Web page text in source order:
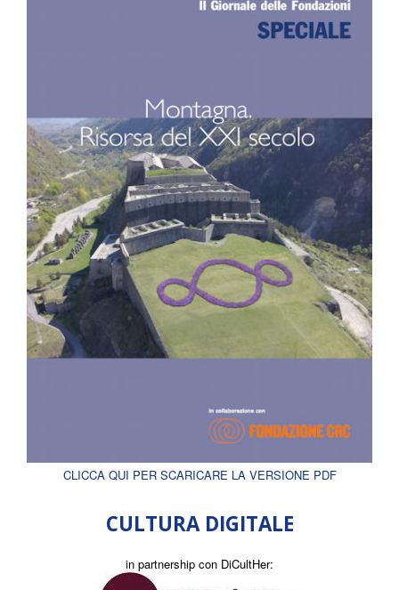
CLICCA QUI PER SCARICARE LA VERSIONE PDF
CULTURA DIGITALE
in partnership con DiCultHer: